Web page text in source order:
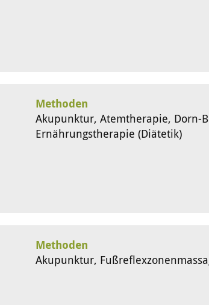
Methoden
Akupunktur, Atemtherapie, Dorn-
Ernährungstherapie (Diätetik)
Methoden
Akupunktur,